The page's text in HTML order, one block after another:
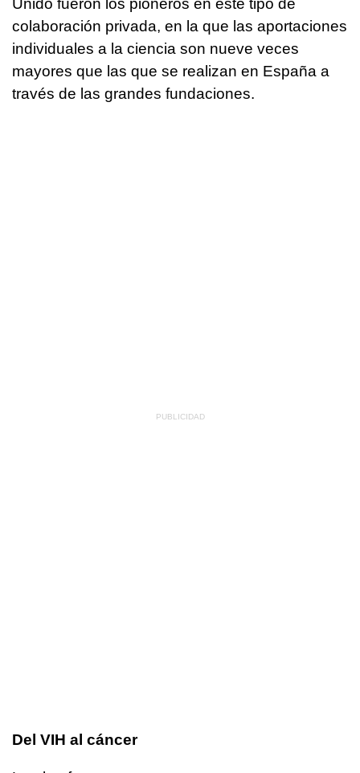
Unido fueron los pioneros en este tipo de
colaboración privada, en la que las aportaciones
individuales a la ciencia son nueve veces
mayores que las que se realizan en España a
través de las grandes fundaciones.
Del VIH al cáncer